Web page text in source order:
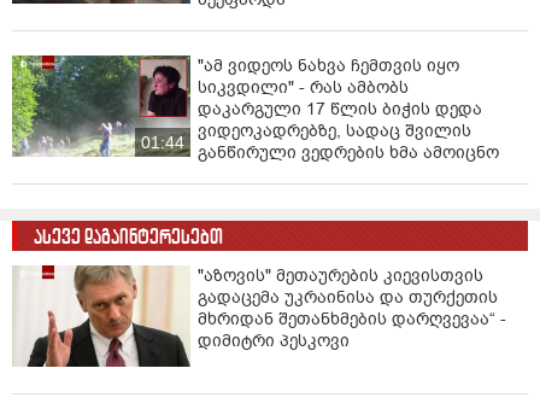
01:44
"ამ ვიდეოს ნახვა ჩემთვის იყო
სიკვდილი" - რას ამბობს
დაკარგული 17 წლის ბიჭის დედა
ვიდეოკადრებზე, სადაც შვილის
განწირული ვედრების ხმა ამოიცნო
ასევე დაგაინტერესებთ
"აზოვის" მეთაურების კიევისთვის
გადაცემა უკრაინისა და თურქეთის
მხრიდან შეთანხმების დარღვევაა“ -
დიმიტრი პესკოვი